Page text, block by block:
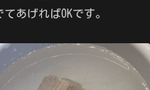
あげればOKです。